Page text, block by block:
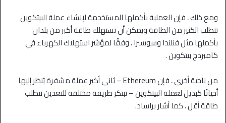
ومع ذلك ، فإن العملية بأكملها المستخدمة لإنشاء عملة البيتكوين
تتطلب الكثير من الطاقة ويمكن أن تستهلك طاقة أكبر من بلدان
بأكملها مثل فنلندا وسويسرا ، وفقًا لمؤشر استهلاك الكهرباء في
كامبردج بيتكوين .
من ناحية أخرى ، فإن Ethereum – ثاني أكبر عملة مشفرة يُنظر إليها
أحيانًا كبديل لعملة البيتكوين – تبتكر طريقة مختلفة للتعدين تتطلب
طاقة أقل ، كما أشار براساد.